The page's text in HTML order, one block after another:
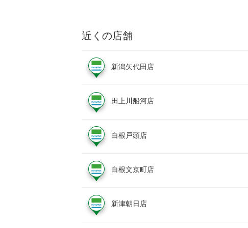
近くの店舗
新潟矢代田店
田上川船河店
白根戸頭店
白根文京町店
新津朝日店